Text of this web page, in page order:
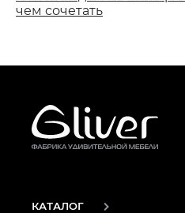
чем сочетать
КАТАЛОГ